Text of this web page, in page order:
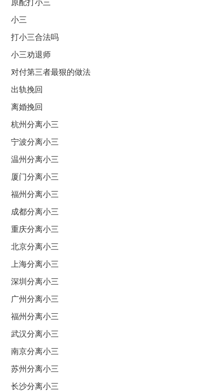
原配打小三
小三
打小三合法吗
小三劝退师
对付第三者最狠的做法
出轨挽回
离婚挽回
杭州分离小三
宁波分离小三
温州分离小三
厦门分离小三
福州分离小三
成都分离小三
重庆分离小三
北京分离小三
上海分离小三
深圳分离小三
广州分离小三
福州分离小三
武汉分离小三
南京分离小三
苏州分离小三
长沙分离小三